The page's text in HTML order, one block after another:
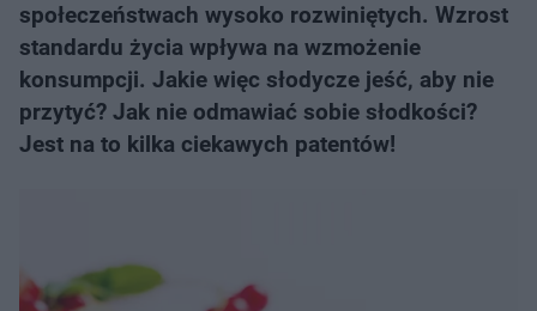
społeczeństwach wysoko rozwiniętych. Wzrost
standardu życia wpływa na wzmożenie
konsumpcji. Jakie więc słodycze jeść, aby nie
przytyć? Jak nie odmawiać sobie słodkości?
Jest na to kilka ciekawych patentów!